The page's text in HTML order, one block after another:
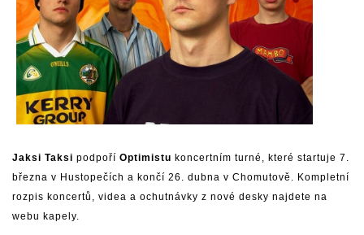
Jaksi Taksi podpoří Optimistu koncertním turné, které startuje 7.
března v Hustopečích a končí 26. dubna v Chomutově. Kompletní
rozpis koncertů, videa a ochutnávky z nové desky najdete na
webu kapely.